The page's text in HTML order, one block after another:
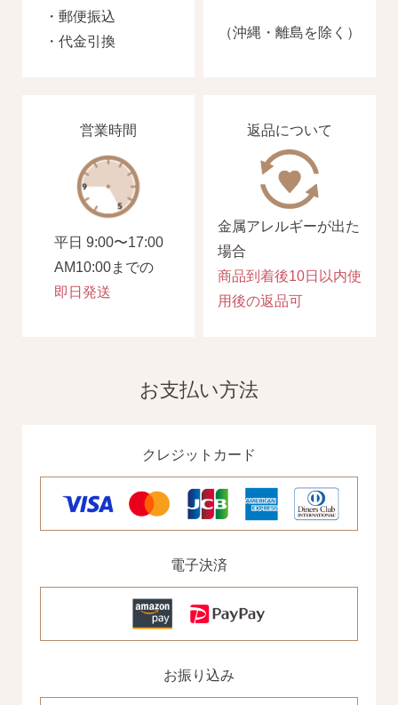
・郵便振込
・代金引換
（沖縄・離島を除く）
営業時間
平日 9:00〜17:00
AM10:00までの
即日発送
返品について
金属アレルギーが出た
場合
商品到着後10日以内使
用後の返品可
お支払い方法
クレジットカード
電子決済
お振り込み